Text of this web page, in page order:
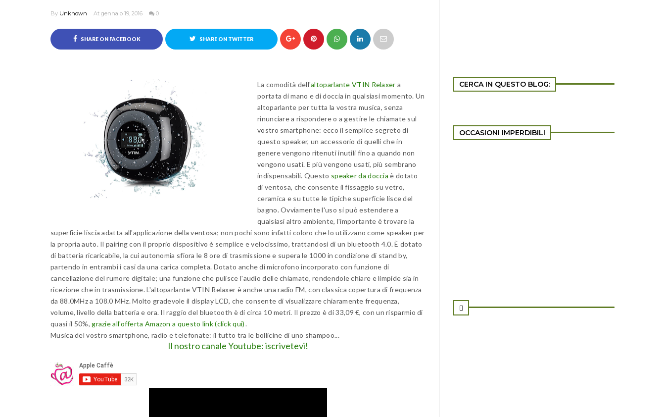
By Unknown At gennaio 19, 2016 0
SHARE ON FACEBOOK SHARE ON TWITTER
La comodità dell'altoparlante VTIN Relaxer a
portata di mano e di doccia in qualsiasi momento. Un
altoparlante per tutta la vostra musica, senza
rinunciare a rispondere o a gestire le chiamate sul
vostro smartphone: ecco il semplice segreto di
questo speaker, un accessorio di quelli che in
genere vengono ritenuti inutili fino a quando non
vengono usati. E più vengono usati, più sembrano
indispensabili. Questo speaker da doccia è dotato
di ventosa, che consente il fissaggio su vetro,
ceramica e su tutte le tipiche superficie lisce del
bagno. Ovviamente l'uso si può estendere a
qualsiasi altro ambiente, l'importante è trovare la
superficie liscia adatta all'applicazione della ventosa; non pochi sono infatti coloro che lo utilizzano come speaker per
la propria auto. Il pairing con il proprio dispositivo è semplice e velocissimo, trattandosi di un bluetooth 4.0. È dotato
di batteria ricaricabile, la cui autonomia sfiora le 8 ore di trasmissione e supera le 1000 in condizione di stand by,
partendo in entrambi i casi da una carica completa. Dotato anche di microfono incorporato con funzione di
cancellazione del rumore digitale; una funzione che pulisce l'audio delle chiamate, rendendole chiare e limpide sia in
ricezione che in trasmissione. L'altoparlante VTIN Relaxer è anche una radio FM, con classica copertura di frequenza
da 88.0MHz a 108.0 MHz. Molto gradevole il display LCD, che consente di visualizzare chiaramente frequenza,
volume, livello della batteria e ora. Il raggio del bluetooth è di circa 10 metri. Il prezzo è di 33,09 €, con un risparmio di
quasi il 50%,grazie all'offerta Amazon a questo link (click qui).
Musica del vostro smartphone, radio e telefonate: il tutto tra le bollicine di uno shampoo...
Il nostro canale Youtube: iscrivetevi!
CERCA IN QUESTO BLOG:
OCCASIONI IMPERDIBILI
